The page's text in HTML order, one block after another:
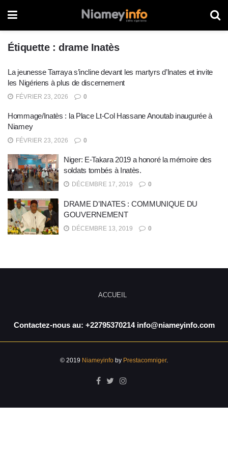
Étiquette :drame Inatès
La jeunesse Tarraya s’incline devant les martyrs d’Inates et invite
les Nigériens à plus de discernement
FÉVRIER 23, 2026 0
Hommage/Inatès : la Place Lt-Col Hassane Anoutab inaugurée à
Niamey
FÉVRIER 23, 2026 0
Niger: E-Takara 2019 a honoré la mémoire des
soldats tombés à Inatès.
DÉCEMBRE 17, 2019 0
DRAME D’INATES : COMMUNIQUE DU
GOUVERNEMENT
DÉCEMBRE 13, 2019 0
ACCUEIL
Contactez-nous au: +22795370214 info@niameyinfo.com
© 2019 Niameyinfo by Prestacomniger.